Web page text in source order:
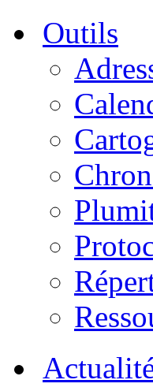
Outils